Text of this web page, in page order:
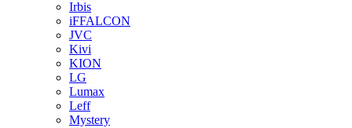
Irbis
iFFALCON
JVC
Kivi
KION
LG
Lumax
Leff
Mystery